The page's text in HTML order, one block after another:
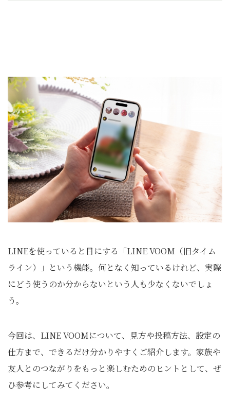
LINEを使っていると目にする「LINE VOOM（旧タイム
ライン）」という機能。何となく知っているけれど、実際
にどう使うのか分からないという人も少なくないでしょ
う。
今回は、LINE VOOMについて、見方や投稿方法、設定の
仕方まで、できるだけ分かりやすくご紹介します。家族や
友人とのつながりをもっと楽しむためのヒントとして、ぜ
ひ参考にしてみてください。